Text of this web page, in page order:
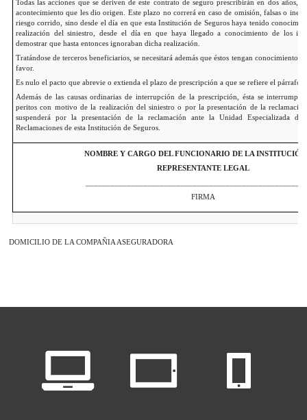
Todas las acciones que se deriven de este contrato de seguro prescribirán en dos años,
acontecimiento que les dio origen. Este plazo no correrá en caso de omisión, falsas o
riesgo corrido, sino desde el día en que esta Institución de Seguros haya tenido
realización del siniestro, desde el día en que haya llegado a conocimiento de los
demostrar que hasta entonces ignoraban dicha realización.
Tratándose de terceros beneficiarios, se necesitará además que éstos tengan conocimiento
favor.
Es nulo el pacto que abrevie o extienda el plazo de prescripción a que se refiere el párrafo
Además de las causas ordinarias de interrupción de la prescripción, ésta se
peritos con motivo de la realización del siniestro o por la presentación de la
suspenderá por la presentación de la reclamación ante la Unidad Especializada de
Reclamaciones de esta Institución de Seguros.
NOMBRE Y CARGO DEL FUNCIONARIO DE LA
REPRESENTANTE LEGAL
FIRMA
DOMICILIO DE LA COMPAÑIA ASEGURADORA